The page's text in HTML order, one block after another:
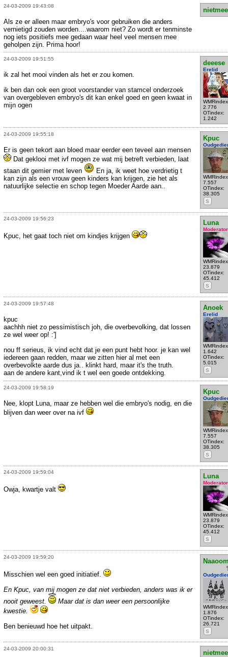
24-03-2009 19:43:08
Als ze er alleen maar embryo's voor gebruiken die anders
vernietigd zouden worden....waarom niet? Zo wordt er tenminste
nog iets positiefs mee gedaan waar heel veel mensen mee
geholpen zijn. Prima hoor!
24-03-2009 19:51:55
deeese
Erelid
2.776
OTindex:
1.242
ik zal het mooi vinden als het er zou komen.
ik ben dan ook een groot voorstander van stamcel onderzoek
van overgebleven embryo's dit kan enkel goed en geen kwaat in
mijn ogen
24-03-2009 19:55:18
Kpuc
7.557
OTindex:
38.305
S
Er is geen tekort aan bloed maar eerder een teveel aan mensen
Dat geklooi met ivf mogen ze wat mij betreft verbieden, laat
staan dit gemier met leven
En ja, ik weet hoe verdrietig t
kan zijn als een vrouw geen kinders kan krijgen, zie het als
natuurlijke selectie en schop tegen Moeder Aarde aan..
24-03-2009 19:56:23
Luna
Moderator
23.879
OTindex:
45.412
S
Kpuc, het gaat toch niet om kindjes krijgen
24-03-2009 19:57:48
Anoek
Erelid
1.642
OTindex:
5.015
S
kpuc
aachhh niet zo pessimistisch joh, die overbevolking, dat lossen
ze wel weer op! :']
nou ff serieus, ik vind echt dat je een punt hebt hoor. je kan wel
iedereen gaan redden, maar we zitten hier al met een
overbevolkte aarde dus ja.. klinkt hard, maar it's the truth.
aan de andere kant,vind ik t wel een goede ontdekking.
24-03-2009 19:58:19
Kpuc
7.557
OTindex:
38.305
S
Nee, klopt Luna, maar ze hebben wel die embryo's nodig, en die
blijven dan weer over na ivf
24-03-2009 19:59:04
Luna
Moderator
23.879
OTindex:
45.412
S
Owja, kwartje valt
24-03-2009 19:59:20
1.876
OTindex:
26.721
S
Misschien wel een goed initiatief.
En Kpuc, van mij mogen ze dat niet verbieden, anders was ik er
nooit geweest.
Maar dat is dan weer een persoonlijke
kwestie.
Ben benieuwd hoe het uitpakt.
24-03-2009 20:00:31